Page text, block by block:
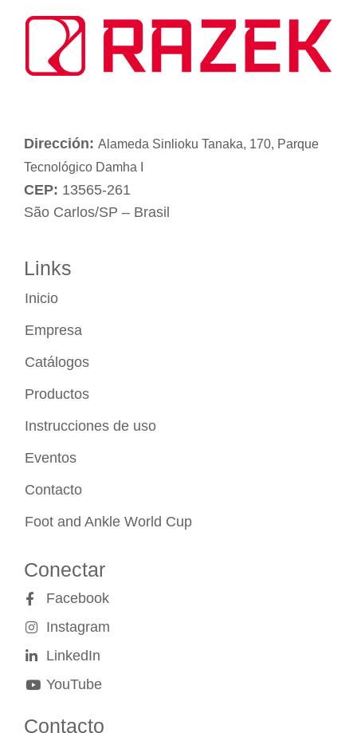
Dirección: Alameda Sinlioku Tanaka, 170, Parque
Tecnológico Damha I
CEP: 13565-261
São Carlos/SP – Brasil
Links
Inicio
Empresa
Catálogos
Productos
Instrucciones de uso
Eventos
Contacto
Foot and Ankle World Cup
Conectar
Facebook
Instagram
LinkedIn
YouTube
Contacto